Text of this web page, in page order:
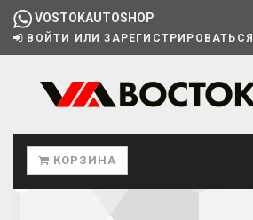
VOSTOKAUTOSHOP
ВОЙТИ ИЛИ ЗАРЕГИСТРИРОВАТЬСЯ
КОРЗИНА